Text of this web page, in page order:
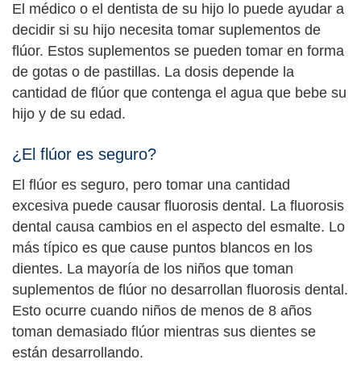
El médico o el dentista de su hijo lo puede ayudar a
decidir si su hijo necesita tomar suplementos de
flúor. Estos suplementos se pueden tomar en forma
de gotas o de pastillas. La dosis depende la
cantidad de flúor que contenga el agua que bebe su
hijo y de su edad.
¿El flúor es seguro?
El flúor es seguro, pero tomar una cantidad
excesiva puede causar fluorosis dental. La fluorosis
dental causa cambios en el aspecto del esmalte. Lo
más típico es que cause puntos blancos en los
dientes. La mayoría de los niños que toman
suplementos de flúor no desarrollan fluorosis dental.
Esto ocurre cuando niños de menos de 8 años
toman demasiado flúor mientras sus dientes se
están desarrollando.